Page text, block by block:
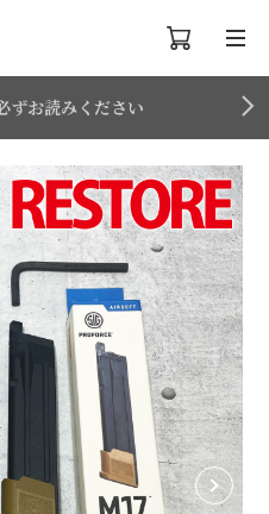
ずお読みください